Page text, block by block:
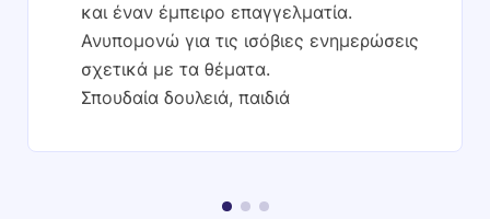
και έναν έμπειρο επαγγελματία.
Ανυπομονώ για τις ισόβιες ενημερώσεις
σχετικά με τα θέματα.
Σπουδαία δουλειά, παιδιά